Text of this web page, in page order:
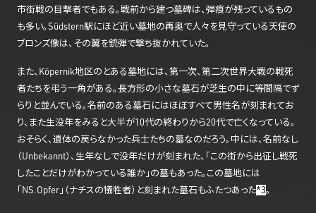
市街戦の目撃者でもある。戦前から建つ墓碑は、弾痕が残っているもの
も多い。Südstern駅にほど近い墓地の再奥で人々を見守っている天使の
ブロンズ像は、その翼を銃弾で撃ち抜かれていた。
また、Köpernik地区のとある墓地には、第一次、第二次世界大戦の戦死
者たちを弔う一角がある。長方形の小さな墓石が芝生の中に等間隔でず
らりと並んでいる。名前のある墓石にはほぼすべて男性名が刻まれてお
り、また生没年をみると大半が10代の終わりから20代で亡くなっている。
おそらく、遺体の戻らなかった兵士たちの墓なのだろう。中には、名前なし
（Unbekannt）、生年なしで没年だけが刻まれた、「この街から出征し戦死
したことだけがわかっている誰か」の墓もあった。この墓地には
「NS.Opfer」（ナチスの犠牲者）と刻まれた墓石もふたつあった*3。